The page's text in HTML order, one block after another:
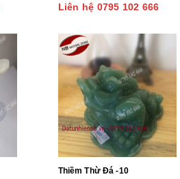
Liên hệ 0795 102 666
Thiềm Thừ Đá -10